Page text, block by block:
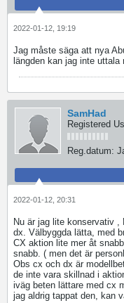
2022-01-12, 19:19
Jag måste säga att nya
längden kan jag inte
SamHad
Registered
Reg.datum:
2022-01-12, 20:31
Nu är jag lite konservativ
dx. Välbyggda lätta, med
CX aktion lite mer åt
snabb. ( men det är
Obs cx och dx är
de inte vara skillnad i
iväg beten lättare med cx
jag aldrig tappat den, kan